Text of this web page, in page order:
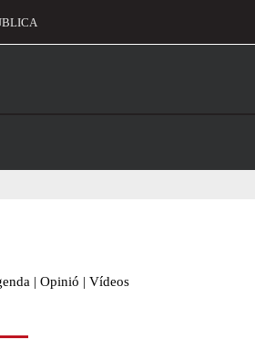
| Opinió | Vídeos